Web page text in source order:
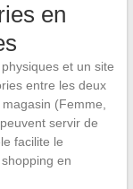
en
et un site
entre les deux
(Femme,
servir de
facilite le
en